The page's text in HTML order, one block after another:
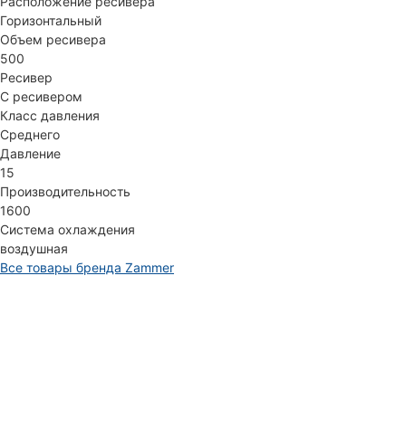
Горизонтальный
Объем ресивера
500
Ресивер
С ресивером
Класс давления
Среднего
Давление
15
Производительность
1600
Система охлаждения
воздушная
Все товары бренда Zammer